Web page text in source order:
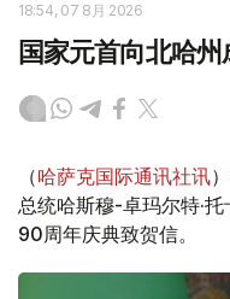
18:54, 07 8月 2026
国家元首向北哈
（哈萨克国际通讯社讯
总统哈斯穆-卓玛尔特·
90周年庆典致贺信。